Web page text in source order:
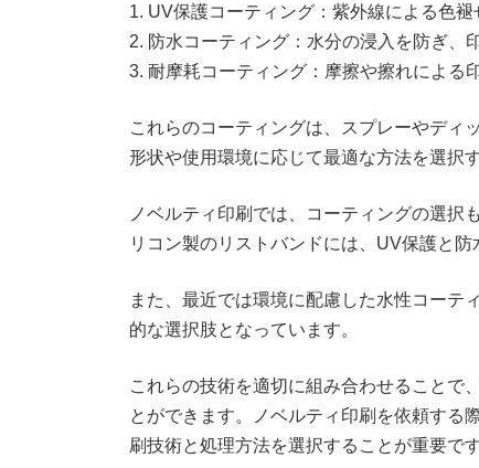
1. UV保護コーティング：紫外線による色褪
2. 防水コーティング：水分の浸入を防ぎ、
3. 耐摩耗コーティング：摩擦や擦れによる
これらのコーティングは、スプレーやディ
形状や使用環境に応じて最適な方法を選択
ノベルティ印刷では、コーティングの選択
リコン製のリストバンドには、UV保護と
また、最近では環境に配慮した水性コーテ
的な選択肢となっています。
これらの技術を適切に組み合わせることで
とができます。ノベルティ印刷を依頼する
刷技術と処理方法を選択することが重要です